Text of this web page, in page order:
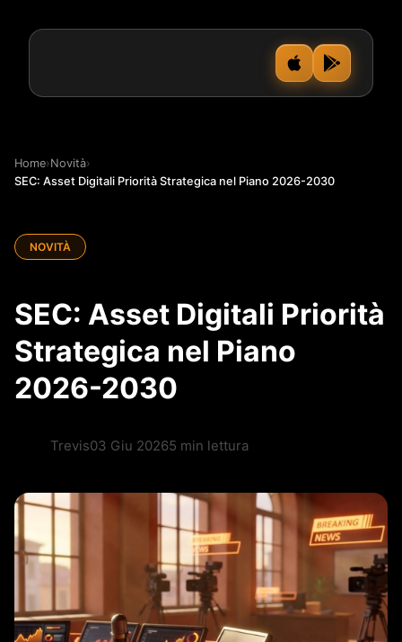
Home›Novità›
SEC: Asset Digitali Priorità Strategica nel Piano 2026-2030
NOVITÀ
SEC: Asset Digitali Priorità
Strategica nel Piano
2026-2030
Trevis03 Giu 20265 min lettura